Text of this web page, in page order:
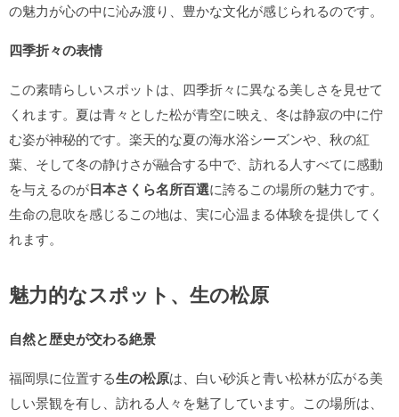
の魅力が心の中に沁み渡り、豊かな文化が感じられるのです。
四季折々の表情
この素晴らしいスポットは、四季折々に異なる美しさを見せて
くれます。夏は青々とした松が青空に映え、冬は静寂の中に佇
む姿が神秘的です。楽天的な夏の海水浴シーズンや、秋の紅
葉、そして冬の静けさが融合する中で、訪れる人すべてに感動
を与えるのが日本さくら名所百選に誇るこの場所の魅力です。
生命の息吹を感じるこの地は、実に心温まる体験を提供してく
れます。
魅力的なスポット、生の松原
自然と歴史が交わる絶景
福岡県に位置する生の松原は、白い砂浜と青い松林が広がる美
しい景観を有し、訪れる人々を魅了しています。この場所は、